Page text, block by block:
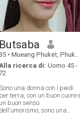
onestà, rispetto e sogni
condivisi. Se sei pronto per
un amore che sia bello e
come la vita che
connettiamoci e vediamo
i nostri cuori possono
Butsaba
• Mueang Phuket, Phuket, Thailandia
ricerca di: Uomo 45 -
una donna con i piedi
per terra, con un buon cuore
un buon senso
dell'umorismo, sono una